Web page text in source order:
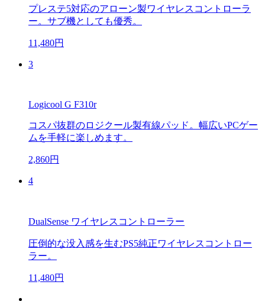
プレステ5対応のアローン製ワイヤレスコントローラ
ー。サブ機としても優秀。
11,480円
3
Logicool G F310r
コスパ抜群のロジクール製有線パッド。幅広いPCゲー
ムを手軽に楽しめます。
2,860円
4
DualSense ワイヤレスコントローラー
圧倒的な没入感を生むPS5純正ワイヤレスコントロー
ラー。
11,480円